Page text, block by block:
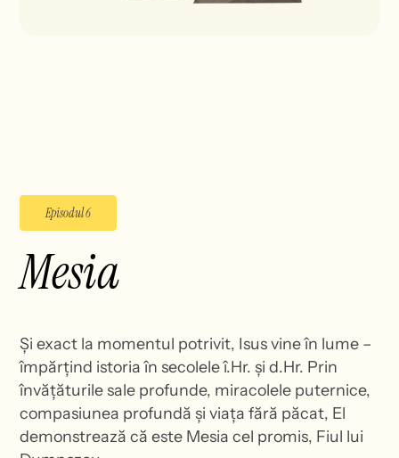
Episodul 6
Mesia
Și exact la momentul potrivit, Isus vine în lume –
împărțind istoria în secolele î.Hr. și d.Hr. Prin
învățăturile sale profunde, miracolele puternice,
compasiunea profundă și viața fără păcat, El
demonstrează că este Mesia cel promis, Fiul lui